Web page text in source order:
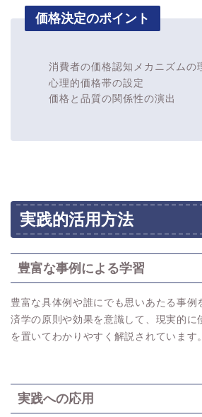
価格決定のポイント
消費者の価格認知メカニズムの
心理的価格帯の設定
価格と品質の関係性の演出
実践的活用方法
豊富な事例による学習
豊富な具体例や誰にでも思いあたる事例
済学の原則や効果を意識して、現実的に
を置いてわかりやすく解説されています。
実践への応用